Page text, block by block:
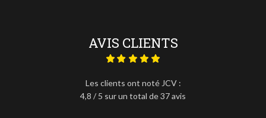
AVIS CLIENTS
Les clients ont noté JCV :
4,8 / 5 sur un total de 37 avis